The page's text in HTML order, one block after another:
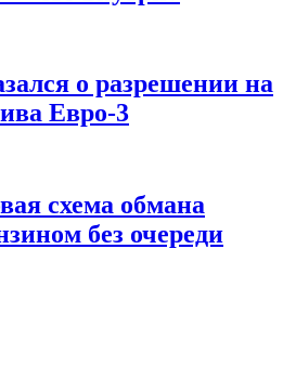
о разрешении на
Евро-3
схема обмана
без очереди